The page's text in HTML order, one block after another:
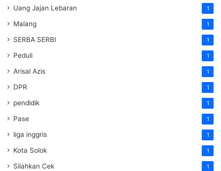
Uang Jajan Lebaran 1
Malang 1
SERBA SERBI 1
Peduli 1
Arisal Azis 1
DPR 1
pendidik 1
Pase 1
liga inggris 1
Kota Solok 1
Silahkan Cek 1